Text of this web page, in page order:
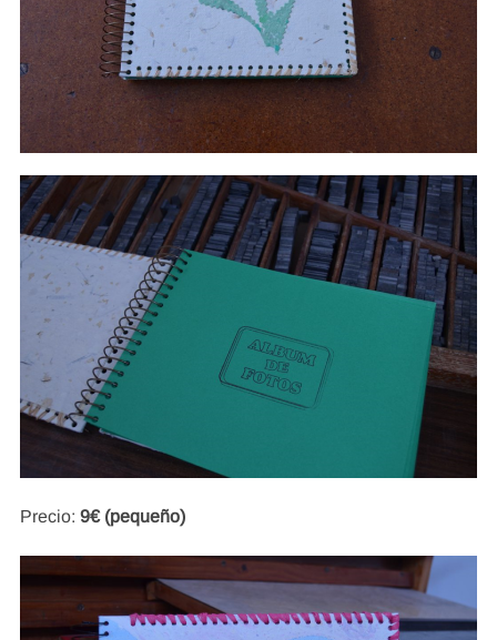
Precio: 9€ (pequeño)